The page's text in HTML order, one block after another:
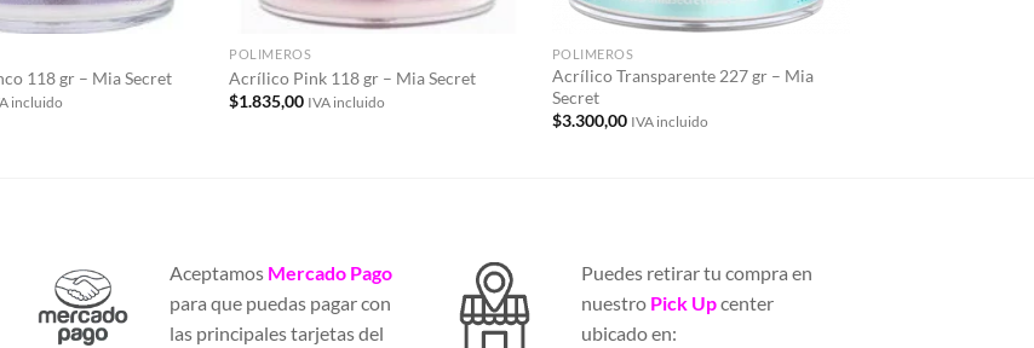
118 gr – Mia Secret
incluido
POLIMEROS
Acrílico Pink 118 gr – Mia Secret
$1.835,00 IVA incluido
POLIMEROS
Acrílico Transparente 227 gr – Mia
Secret
$3.300,00 IVA incluido
Aceptamos Mercado Pago
para que puedas pagar con
las principales tarjetas del
Puedes retirar tu compra en
nuestro Pick Upcenter
ubicado en: